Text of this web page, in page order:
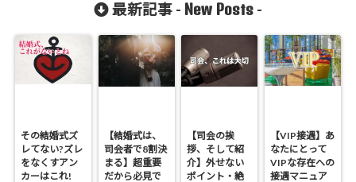
最新記事 - New Posts -
その結婚式ズ
レてない?ズレ
をなくすアン
カーはこれ!
【結婚式は、
司会者で8割決
まる】超重要
だから必見で
【司会の挨
拶、そして紹
介】外せない
ポイント・絶
【VIP接遇】あ
なたにとって
VIPな存在への
接遇マニュア